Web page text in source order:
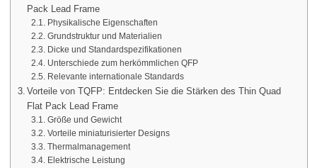
Pack Lead Frame
Physikalische Eigenschaften
Grundstruktur und Materialien
Dicke und Standardspezifikationen
Unterschiede zum herkömmlichen QFP
Relevante internationale Standards
Vorteile von TQFP: Entdecken Sie die Stärken des Thin Quad
Flat Pack Lead Frame
Größe und Gewicht
Vorteile miniaturisierter Designs
Thermalmanagement
Elektrische Leistung